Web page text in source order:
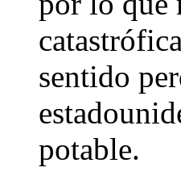
sentido
potable.